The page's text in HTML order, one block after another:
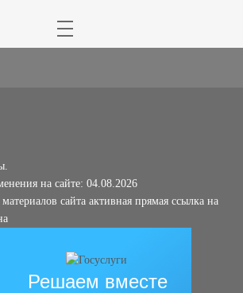
на сайте: 04.08.2026
сайта активная прямая ссылка на
Решаем вместе